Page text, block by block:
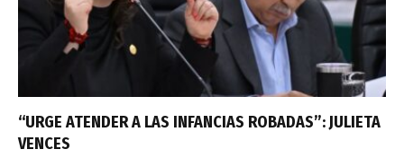
“URGE ATENDER A LAS INFANCIAS ROBADAS”: JULIETA
VENCES